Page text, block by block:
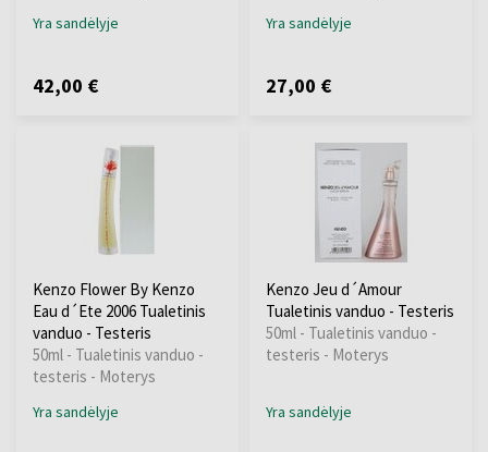
Yra sandėlyje
42,00 €
Yra sandėlyje
27,00 €
Kenzo Flower By Kenzo
Eau d´Ete 2006 Tualetinis
vanduo - Testeris
50ml - Tualetinis vanduo -
testeris - Moterys
Yra sandėlyje
Kenzo Jeu d´Amour
Tualetinis vanduo - Testeris
50ml - Tualetinis vanduo -
testeris - Moterys
Yra sandėlyje